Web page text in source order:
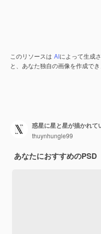
このリソースは AIによって生成
と、あなた独自の画像を作成でき
惑星に星と星が描かれて
thuynhungle99
あなたにおすすめのPSD